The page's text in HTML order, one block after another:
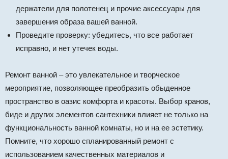
держатели для полотенец и прочие аксессуары для
завершения образа вашей ванной.
Проведите проверку: убедитесь, что все работает
исправно, и нет утечек воды.
Ремонт ванной – это увлекательное и творческое
мероприятие, позволяющее преобразить обыденное
пространство в оазис комфорта и красоты. Выбор кранов,
биде и других элементов сантехники влияет не только на
функциональность ванной комнаты, но и на ее эстетику.
Помните, что хорошо спланированный ремонт с
использованием качественных материалов и